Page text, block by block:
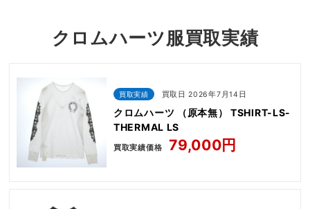
クロムハーツ服買取実績
買取実績 買取日 2026年7月14日
クロムハーツ （原本無） TSHIRT-LS-
THERMAL LS
買取実績価格 79,000円